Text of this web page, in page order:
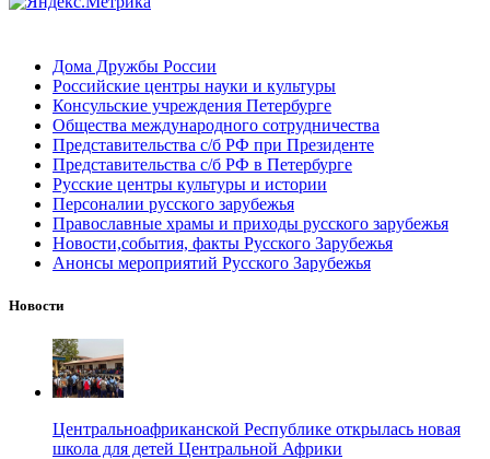
Дома Дружбы России
Российские центры науки и культуры
Консульские учреждения Петербурге
Общества международного сотрудничества
Представительства с/б РФ при Президенте
Представительства с/б РФ в Петербурге
Русские центры культуры и истории
Персоналии русского зарубежья
Православные храмы и приходы русского зарубежья
Новости,события, факты Русского Зарубежья
Анонсы мероприятий Русского Зарубежья
Новости
Центральноафриканской Республике открылась новая
школа для детей Центральной Африки